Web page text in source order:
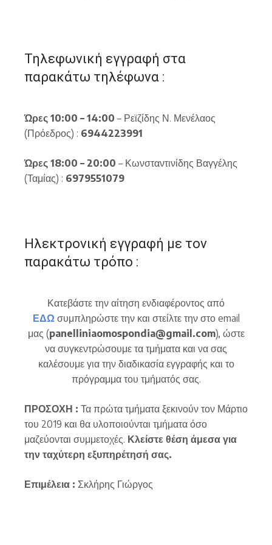
Τηλεφωνική εγγραφή στα
παρακάτω τηλέφωνα :
Ώρες 10:00 – 14:00 – Ρεϊζίδης Ν. Μενέλαος
(Πρόεδρος) : 6944223991
Ώρες 18:00 – 20:00 – Κωνσταντινίδης Βαγγέλης
(Ταμίας) : 6979551079
Ηλεκτρονική εγγραφή με τον
παρακάτω τρόπο :
Κατεβάστε την αίτηση ενδιαφέροντος από
ΕΔΩ συμπληρώστε την και στείλτε την στο email
μας (panelliniaomospondia@gmail.com), ώστε
να συγκεντρώσουμε τα τμήματα και να σας
καλέσουμε για την διαδικασία εγγραφής και το
πρόγραμμα του τμήματός σας.
ΠΡΟΣΟΧΗ : Τα πρώτα τμήματα ξεκινούν τον Μάρτιο
του 2019 και θα υλοποιούνται τμήματα όσο
μαζεύονται συμμετοχές. Κλείστε θέση άμεσα για
την ταχύτερη εξυπηρέτησή σας.
Επιμέλεια : Σκλήρης Γιώργος